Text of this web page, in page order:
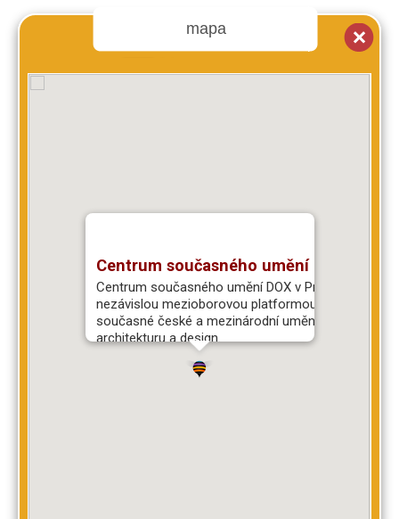
mapa
Centrum současného umění DOX
Centrum současného umění DOX v Praze je
nezávislou mezioborovou platformou pro
současné české a mezinárodní umění,
architekturu a design.
Poupětova 793/1, Praha 7, 17000